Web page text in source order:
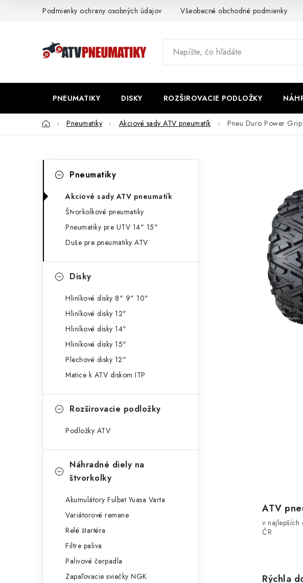
Podmienky ochrany osobných údajov Všeobecné obchodné podmienky
PNEUMATIKY DISKY ROZŠIROVACIE PODLOŽKY
DomovPneumatiky Akciové sady ATV pneumatík Pneu Duro Power
o
č
p
kategórie
t
Pneumatiky
Akciové sady ATV pneumatík
Štvorkolkové pneumatiky
Pneumatiky pre UTV 14" 15"
Duše pre pneumatiky ATV
Disky
Hliníkové disky 8" 9" 10"
Hliníkové disky 12"
Hliníkové disky 14"
Hliníkové disky 15"
Plechové disky 12"
Matice k ATV diskom ITP
Rozširovacie podložky
Podložky ATV
Náhradné diely na
štvorkolky
Akumulátory Fulbat Yuasa Varta
Variátorové remene
Relé štartéra
Filtre paliva
Palivové čerpadla
Zapaľovacie sviečky NGK
ATV
v najlepších
ČR
Rýchla